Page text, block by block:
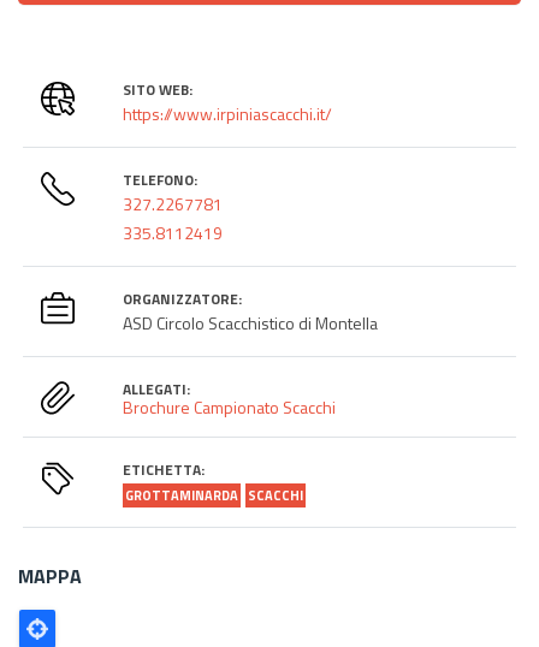
SITO WEB:
https://www.irpiniascacchi.it/
TELEFONO:
327.2267781
335.8112419
ORGANIZZATORE:
ASD Circolo Scacchistico di Montella
ALLEGATI:
Brochure Campionato Scacchi
ETICHETTA:
GROTTAMINARDA SCACCHI
MAPPA
Poligono